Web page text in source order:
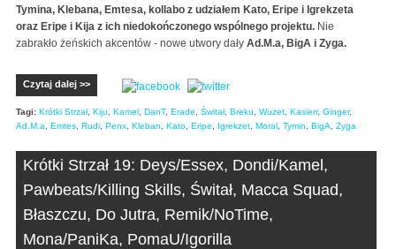
Tymina, Klebana, Emtesa, kollabo z udziałem Kato, Eripe i Igrekzeta
oraz Eripe i Kija z ich niedokończonego wspólnego projektu. Nie
zabrakło żeńskich akcentów - nowe utwory dały Ad.M.a, BigA i Zyga.
Czytaj dalej >>
Tagi: Krótki Strzał, Kiju Kamel DanT, Erade Świtał, Breku Wuzet Kasierr, Ginger,
Ad.M.a
Emtes Rudi Penx Kleban Kato Eripe Igrekzet Moral Tymin BigA Zyga
Krótki Strzał 19: Deys/Essex, Dondi/Kamel,
Pawbeats/Killing Skills, Świtał, Macca Squad,
Błaszczu, Do Jutra, Remik/NoTime,
Mona/PaniKa, PomaU/Igorilla